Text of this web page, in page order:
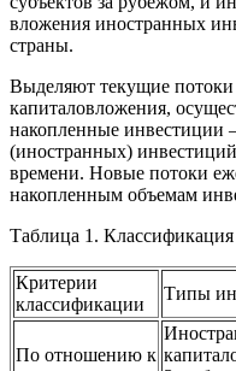
вложения иностранных
страны.
Выделяют текущие потоки
капиталовложения,
накопленные
(иностранных)
времени. Новые потоки
накопленным объемам
Таблица 1.
Критерии
классификации
Типы
По отношению к